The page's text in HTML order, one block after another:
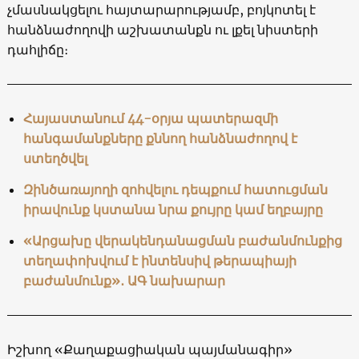
չմասնակցելու հայտարարությամբ, բոյկոտել է
հանձնաժողովի աշխատանքն ու լքել նիստերի
դահլիճը։
Հայաստանում 44-օրյա պատերազմի
հանգամանքները քննող հանձնաժողով է
ստեղծվել
Զինծառայողի զոհվելու դեպքում հատուցման
իրավունք կստանա նրա քույրը կամ եղբայրը
«Արցախը վերակենդանացման բաժանմունքից
տեղափոխվում է ինտենսիվ թերապիայի
բաժանմունք»․ ԱԳ նախարար
Իշխող «Քաղաքացիական պայմանագիր»